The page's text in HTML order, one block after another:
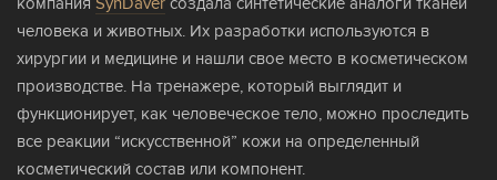
человека и животных. Их разработки используются в
хирургии и медицине и нашли свое место в косметическом
производстве. На тренажере, который выглядит и
функционирует, как человеческое тело, можно проследить
все реакции “искусственной” кожи на определенный
косметический состав или компонент.